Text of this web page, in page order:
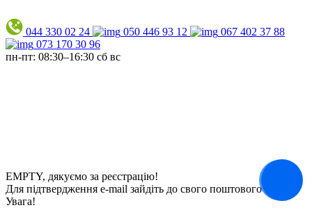
044 330 02 24 050 446 93 12
067 402 37 88
073 170 30 96
пн-пт: 08:30–16:30 сб вс
EMPTY, дякуємо за реєстрацію!
Для підтвердження e-mail зайдіть до свого поштового сервісу
Увага!